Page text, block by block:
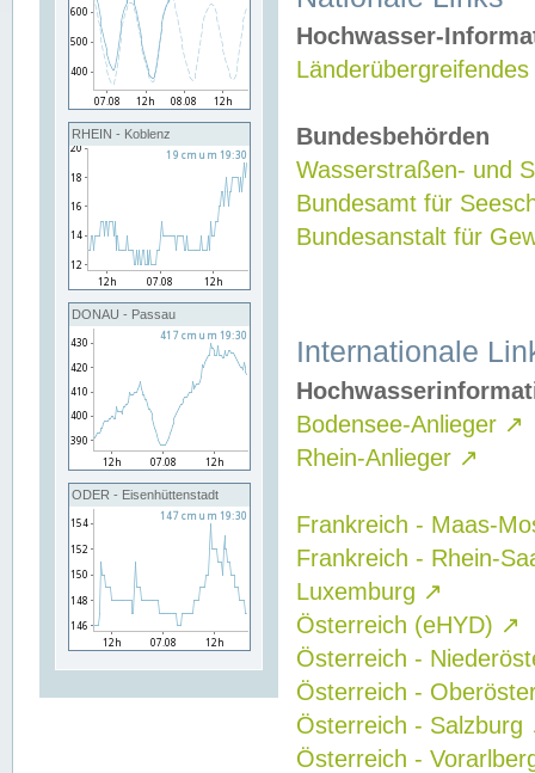
RHEIN - Koblenz
DONAU - Passau
ODER - Eisenhüttenstadt
Hochwasser-
Bundesbehörden
Wasserstraßen- und
Bundesamt für
Bundesanstalt für
Internationale
Bodensee-Anlieger ↗
Rhein-Anlieger ↗
Frankreich - Maas-
Frankreich - Rhein-
Luxemburg ↗
Österreich (eHYD) ↗
Österreich -
Österreich -
Österreich - Salzburg
Österreich -